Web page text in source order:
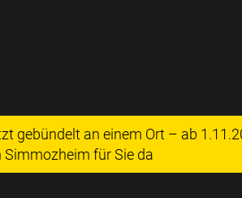
gebündelt an einem Ort – ab
für Sie da